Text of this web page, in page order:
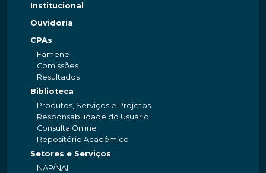
Institucional
Ouvidoria
CPAs
Famene
Comissões
Resultados
Biblioteca
Produtos, Serviços e Projetos
Responsabilidade do Usuário
Consulta Online
Repositório Acadêmico
Setores e Serviços
NAP/NAI